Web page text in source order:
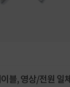
블, 영상/전원 일